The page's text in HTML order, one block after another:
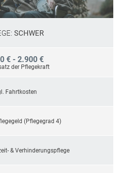
SCHWER
€ - 2.900 €
der Pflegekraft
Fahrtkosten
(Pflegegrad 4)
& Verhinderungspflege